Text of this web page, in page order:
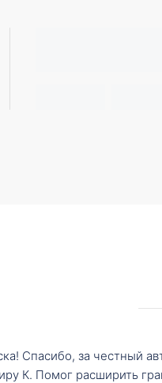
Спасибо, за честный
К. Помог расширить